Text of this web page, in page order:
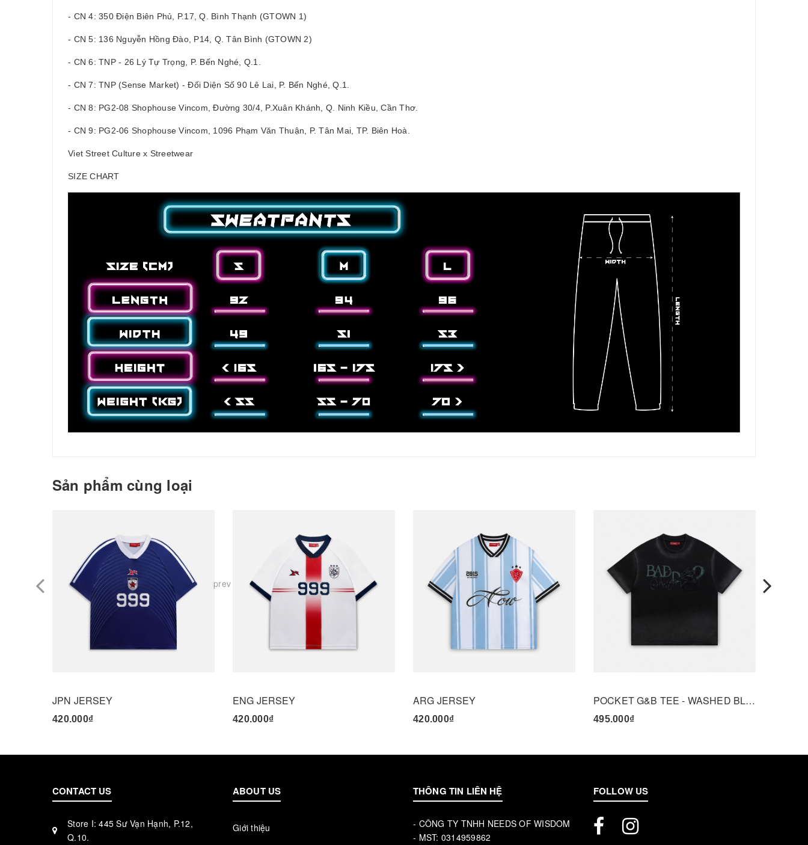
- CN 4: 350 Điện Biên Phủ, P.17, Q. Bình Thạnh (GTOWN 1)
- CN 5: 136 Nguyễn Hồng Đào, P14, Q. Tân Bình (GTOWN 2)
- CN 6: TNP - 26 Lý Tự Trọng, P. Bến Nghé, Q.1.
- CN 7: TNP (Sense Market) - Đối Diện Số 90 Lê Lai, P. Bến Nghé, Q.1.
- CN 8: PG2-08 Shophouse Vincom, Đường 30/4, P.Xuân Khánh, Q. Ninh Kiều, Cần Thơ.
- CN 9: PG2-06 Shophouse Vincom, 1096 Phạm Văn Thuận, P. Tân Mai, TP. Biên Hoà.
Viet Street Culture x Streetwear
SIZE CHART
Sản phẩm cùng loại
JPN JERSEY
420.000₫
ENG JERSEY
420.000₫
ARG JERSEY
420.000₫
POCKET G&B TEE - WASHED BLACK
495.000₫
prev
CONTACT US
Store I: 445 Sư Vạn Hạnh, P.12,
Q.10.
ABOUT US
Giới thiệu
THÔNG TIN LIÊN HỆ
- CÔNG TY TNHH NEEDS OF WISDOM
- MST: 0314959862
FOLLOW US